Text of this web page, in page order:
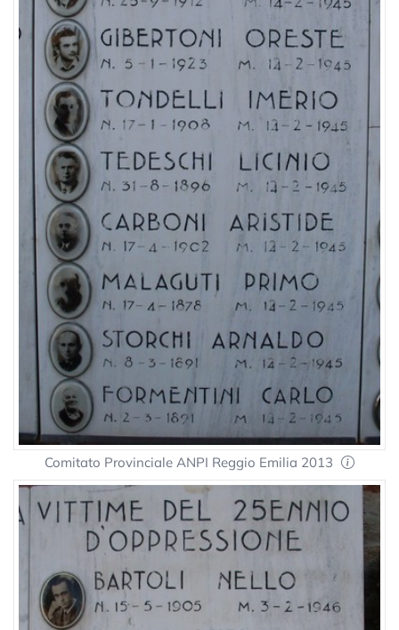
Comitato Provinciale ANPI Reggio Emilia 2013